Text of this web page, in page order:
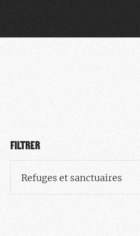
FILTRER
Refuges et sanctuaires